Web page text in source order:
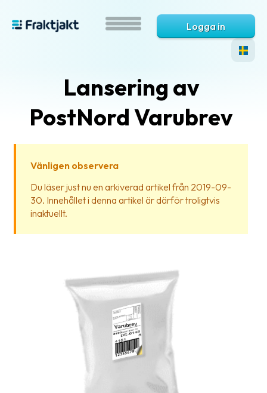
är
Fraktjakt?
Hjälp?
Logga in
Lansering av
PostNord Varubrev
Vänligen observera
Du läser just nu en arkiverad artikel från 2019-09-
30. Innehållet i denna artikel är därför troligtvis
inaktuellt.